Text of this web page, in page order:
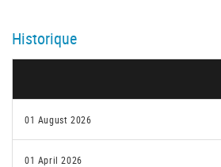
Historique
01 August 2026
01 April 2026